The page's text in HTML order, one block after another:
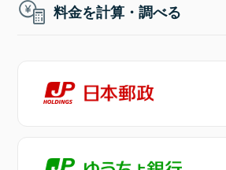
料金を計算・調べる